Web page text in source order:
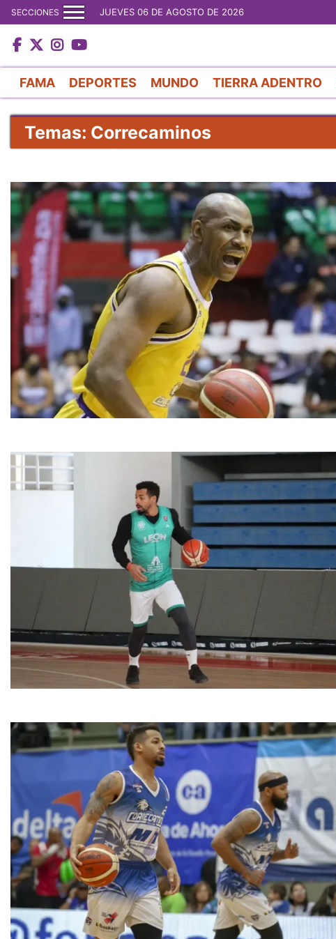
SECCIONES JUEVES 06 DE AGOSTO DE 2026
FAMA DEPORTES MUNDO TIERRA ADENTRO
Temas: Correcaminos